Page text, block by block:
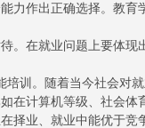
力作出正确选择。教育
在就业问题上要体现
训。随着当今社会对就
在计算机等级、社会
择业、就业中能优于竞